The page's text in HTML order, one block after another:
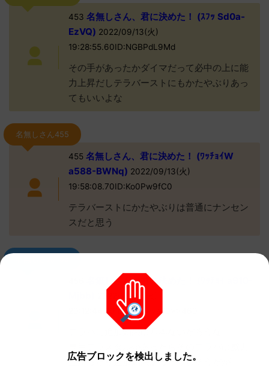
453 名無しさん、君に決めた！ (ｽﾌｯ Sd0a-
EzVQ) 2022/09/13(火)
19:28:55.60ID:NGBPdL9Md
その手があったかダイマだって必中の上に能
力上昇だしテラバーストにもかたやぶりあっ
てもいいよな
名無しさん455
455名無しさん、君に決めた！ (ﾜｯﾁｮｲW
a588-BWNq) 2022/09/13(火)
19:58:08.70ID:Ko0Pw9fC0
テラバーストにかたやぶりは普通にナンセン
スだと思う
名無しさん、君に決めた！ (ﾜｯﾁｮｲ a910-
2022/09/13(火)
20:12:44.89ID:NjDawvs70>>460
テラバに追加効果は基本ないだろうな
上がったり追加効果あったりしそうだが
広告ブロックを検出しました。